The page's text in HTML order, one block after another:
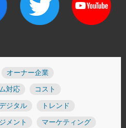
オーナー企業
対応 コスト
ジタル トレンド
メント マーケティング